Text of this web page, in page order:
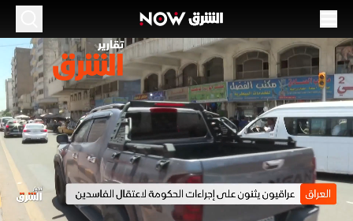
00:12/ 00:44
الموسم 2026
العراقيون يؤيدون حملة ملاحقة الفاسدين
29 يونيو 2026 00:44 أخبار
تقارير الشرق
أبدى مواطنون عراقيون تأييدهم لحملة ملاحقة المتورطين في قضايا الفساد،
مؤكدين أنها جاءت بعد سنوات طويلة من تفشي الفساد واستنزاف المال
العام. وطالبوا باستكمال محاسبة جميع المتورطين واستعادة الأموال المنهوبة،